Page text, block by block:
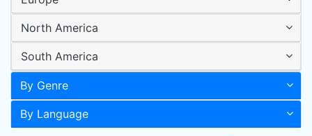
North America
South America
By Genre
By Language